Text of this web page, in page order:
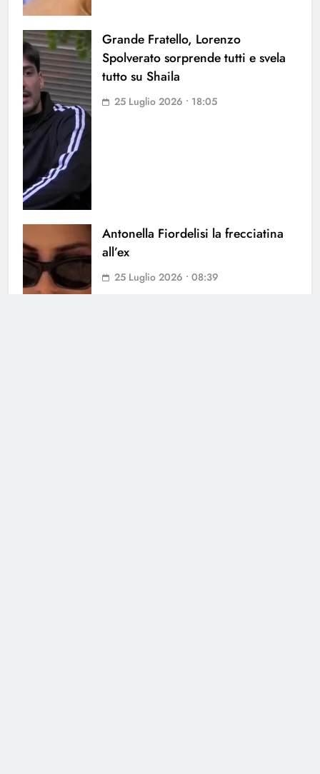
Grande Fratello, Lorenzo
Spolverato sorprende tutti e svela
tutto su Shaila
25 Luglio 2026 • 18:05
Antonella Fiordelisi la frecciatina
all’ex
25 Luglio 2026 • 08:39